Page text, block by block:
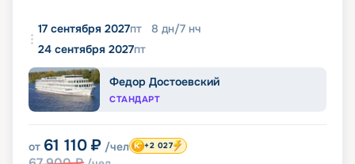
17 сентября 2027пт 8 дн/7 нч
24 сентября 2027пт
Федор Достоевский
СТАНДАРТ
от 61 110 ₽ /чел +2 027